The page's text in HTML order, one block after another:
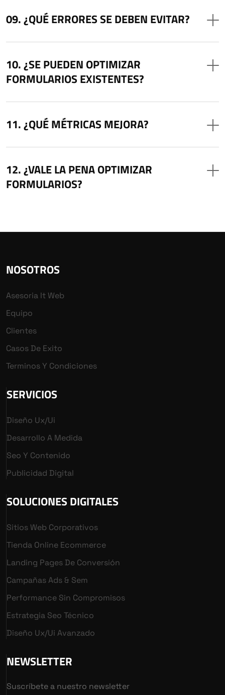
¿QUÉ ERRORES SE DEBEN EVITAR?
¿SE PUEDEN OPTIMIZAR
FORMULARIOS EXISTENTES?
¿QUÉ MÉTRICAS MEJORA?
¿VALE LA PENA OPTIMIZAR
FORMULARIOS?
NOSOTROS
Asesoria It Web
Equipo
Clientes
Casos De Exito
Terminos Y Condiciones
SERVICIOS
Diseño Ux/ui
Desarrollo A Medida
Seo Y Contenido
Publicidad Digital
SOLUCIONES DIGITALES
Sitios Web Corporativos
Tienda Online Ecommerce
Landing Pages De Conversión
Campañas Ads & Sem
Performance Sin Compromisos
Estrategia Seo Técnico
Diseño Ux/ui Avanzado
NEWSLETTER
Suscríbete a nuestro newsletter